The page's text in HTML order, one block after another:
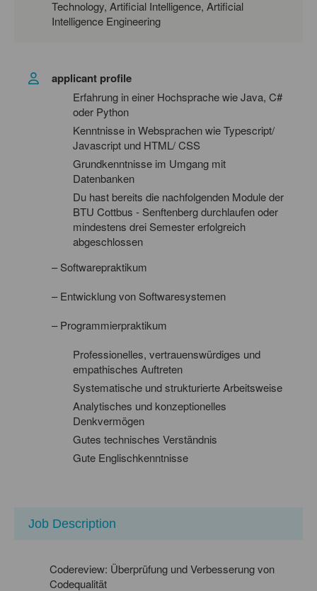
Technology, Artificial Intelligence, Artificial
Intelligence Engineering
applicant profile
Erfahrung in einer Hochsprache wie Java, C#
oder Python
Kenntnisse in Websprachen wie Typescript/
Javascript und HTML/ CSS
Grundkenntnisse im Umgang mit
Datenbanken
Du hast bereits die nachfolgenden Module der
BTU Cottbus - Senftenberg durchlaufen oder
mindestens drei Semester erfolgreich
abgeschlossen
– Softwarepraktikum
– Entwicklung von Softwaresystemen
– Programmierpraktikum
Professionelles, vertrauenswürdiges und
empathisches Auftreten
Systematische und strukturierte Arbeitsweise
Analytisches und konzeptionelles
Denkvermögen
Gutes technisches Verständnis
Gute Englischkenntnisse
Job Description
Codereview: Überprüfung und Verbesserung von
Codequalität